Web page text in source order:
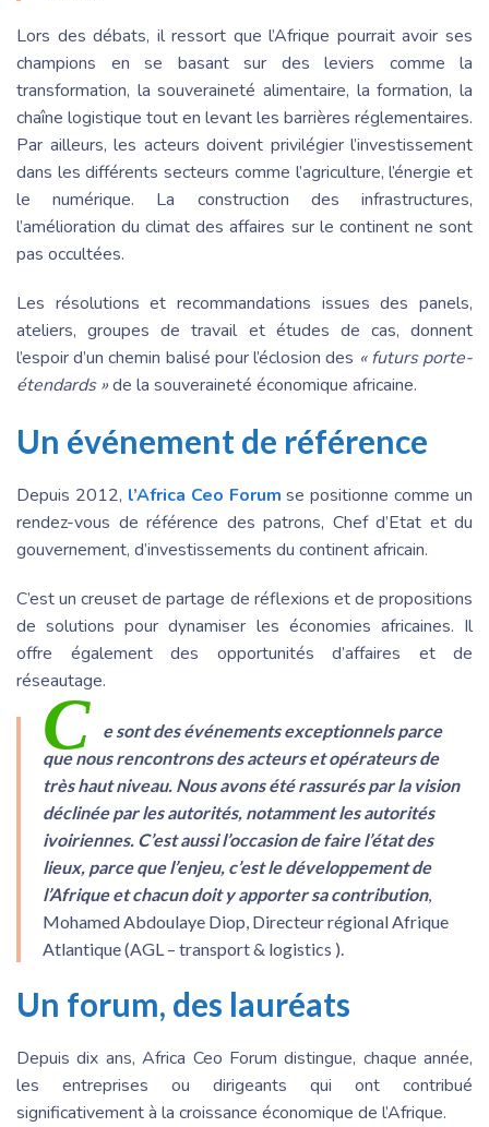
Lors des débats, il ressort que l’Afrique pourrait avoir ses
champions en se basant sur des leviers comme la
transformation, la souveraineté alimentaire, la formation, la
chaîne logistique tout en levant les barrières réglementaires.
Par ailleurs, les acteurs doivent privilégier l’investissement
dans les différents secteurs comme l’agriculture, l’énergie et
le numérique. La construction des infrastructures,
l’amélioration du climat des affaires sur le continent ne sont
pas occultées.
Les résolutions et recommandations issues des panels,
ateliers, groupes de travail et études de cas, donnent
l’espoir d’un chemin balisé pour l’éclosion des « futurs porte-
étendards »de la souveraineté économique africaine.
Un événement de référence
Depuis 2012, l’Africa Ceo Forum se positionne comme un
rendez-vous de référence des patrons, Chef d’Etat et du
gouvernement, d’investissements du continent africain.
C’est un creuset de partage de réflexions et de propositions
de solutions pour dynamiser les économies africaines. Il
offre également des opportunités d’affaires et de
réseautage.
C
e sont des événements exceptionnels parce
que nous rencontrons des acteurs et opérateurs de
très haut niveau. Nous avons été rassurés par la vision
déclinée par les autorités, notamment les autorités
ivoiriennes. C’est aussi l’occasion de faire l’état des
lieux, parce que l’enjeu, c’est le développement de
l’Afrique et chacun doit y apporter sa contribution,
Mohamed Abdoulaye Diop, Directeur régional Afrique
Atlantique (AGL – transport & logistics ).
Un forum, des lauréats
Depuis dix ans, Africa Ceo Forum distingue, chaque année,
les entreprises ou dirigeants qui ont contribué
significativement à la croissance économique de l’Afrique.